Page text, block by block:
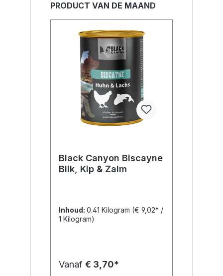
PRODUCT VAN DE MAAND
Black Canyon Biscayne
Blik, Kip & Zalm
Inhoud: 0.41 Kilogram (€ 9,02* /
1 Kilogram)
Vanaf € 3,70*